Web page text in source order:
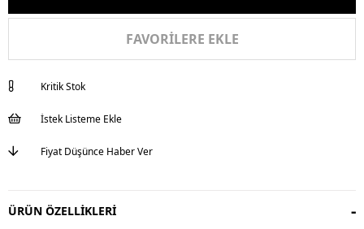
FAVORILERE EKLE
Kritik Stok
İstek Listeme Ekle
Fiyat Düşünce Haber Ver
ÜRÜN ÖZELLIKLERI